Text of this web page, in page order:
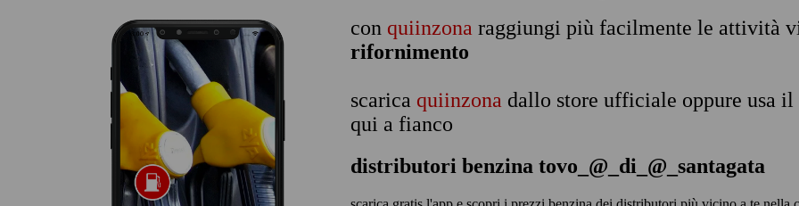
con quiinzona raggiungi più facilmente le attività
rifornimento
scarica quiinzona dallo store ufficiale oppure usa il
qui a fianco
distributori benzina tovo_@_di_@_santagata